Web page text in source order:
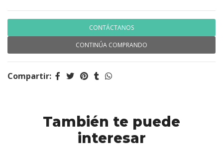
CONTÁCTANOS
CONTINÚA COMPRANDO
Compartir:
También te puede
interesar